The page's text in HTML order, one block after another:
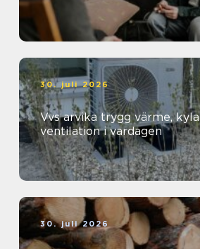
30. juli 2026
Vvs arvika trygg värme, kyla och
ventilation i vardagen
30. juli 2026